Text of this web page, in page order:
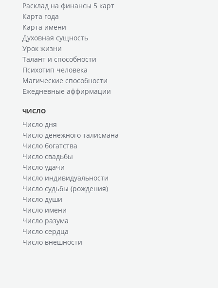
Расклад на финансы 5 карт
Карта года
Карта имени
Духовная сущность
Урок жизни
Талант и способности
Психотип человека
Магические способности
Ежедневные аффирмации
ЧИСЛО
Число дня
Число денежного талисмана
Число богатства
Число свадьбы
Число удачи
Число индивидуальности
Число судьбы (рождения)
Число души
Число имени
Число разума
Число сердца
Число внешности